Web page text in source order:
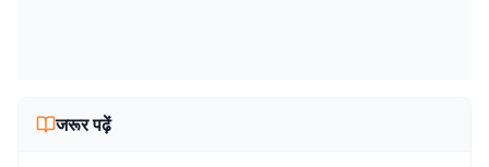
जरूर पढ़ें